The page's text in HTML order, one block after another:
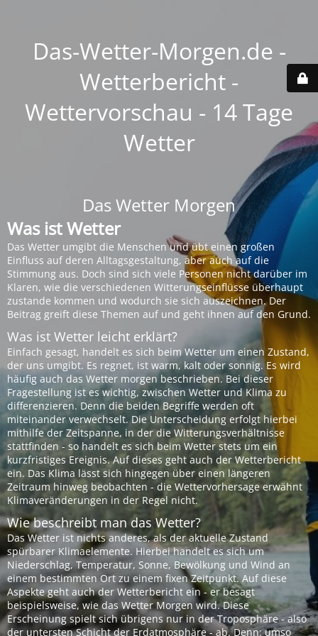
Das-Wetter-Morgen.de -
Wetterbericht -
Wettervorschau - 14 Tage
Wetter
Das Wetter Morgen
Was ist Wetter
Das Wetter umgibt die Menschen und übt einen großen
Einfluss auf deren Alltagsgestaltung, aber auch auf die
Stimmung aus. Doch sind sich viele Personen nicht darüber im
Klaren, wie die verschiedenen Witterungseinflüsse überhaupt
zustande kommen und wodurch sie sich auszeichnen. Der
Beitrag greift diese Themen auf und geht ihnen auf den Grund.
Was ist Wetter leicht erklärt?
Einfach gesagt, handelt es sich beim Wetter um einen Zustand,
der uns umgibt. Es regnet, ist warm, kalt oder sonnig. Es wird
häufig auch das Wetter morgen beschrieben. Bei dieser
Fragestellung ist es wichtig, zwischen Wetter und Klima zu
differenzieren. Denn die beiden Begriffe werden oft
miteinander verwechselt. Die Unterscheidung erfolgt hierbei
mithilfe der Zeitspanne, in der die Witterungsverhältnisse
stattfinden - so handelt es sich beim Wetter stets um ein
kurzfristiges Ereignis. Auf dieses geht auch der Wetterbericht
ein. Das Klima lässt sich hingegen über einen längeren
Zeitraum hinweg beobachten - die Wettervorhersage erwähnt
Klimaveränderungen in der Regel nicht.
Wie beschreibt man das Wetter?
Das Wetter ist nichts anderes, als der aktuelle Zustand
spürbarer Klimaelemente. Hierbei handelt es sich um
Niederschlag, Temperatur, Sonne, Bewölkung und Wind an
einem bestimmten Ort zu einem fixen Zeitpunkt. Auf diese
Aspekte geht auch der Wetterbericht ein - er besagt
beispielsweise, wie das Wetter Morgen wird. Diese
Erscheinung spielt sich übrigens nur in der Troposphäre - also
der untersten Schicht der Erdatmosphäre - ab. Denn: umso